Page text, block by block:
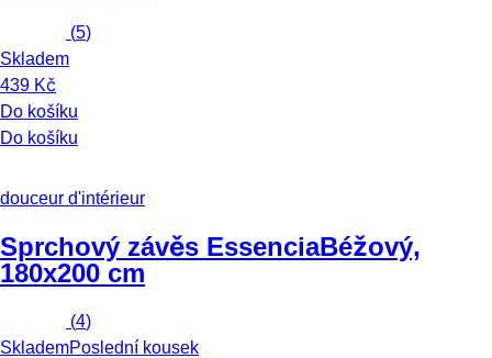
(5)
Skladem
439 Kč
Do košíku
Do košíku
douceur d'intérieur
Sprchový závěs EssenciaBéžový,
180x200 cm
(4)
SklademPoslední kousek